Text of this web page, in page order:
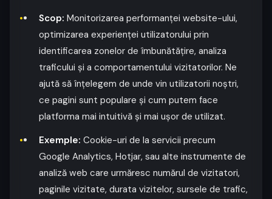
Scop: Monitorizarea performanței website-ului,
optimizarea experienței utilizatorului prin
identificarea zonelor de îmbunătățire, analiza
traficului și a comportamentului vizitatorilor. Ne
ajută să înțelegem de unde vin utilizatorii noștri,
ce pagini sunt populare și cum putem face
platforma mai intuitivă și mai ușor de utilizat.
Exemple: Cookie-uri de la servicii precum
Google Analytics, Hotjar, sau alte instrumente de
analiză web care urmăresc numărul de vizitatori,
paginile vizitate, durata vizitelor, sursele de trafic,